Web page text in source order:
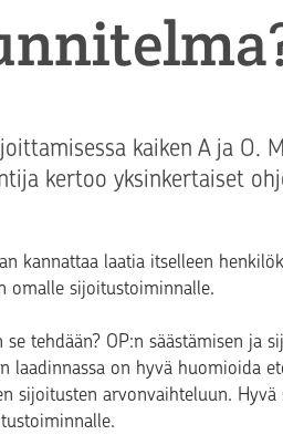
kaiken A ja O.
kertoo yksinkertaiset
kannattaa laatia itselleen
omalle sijoitustoiminnalle.
tehdään? OP:n säästämisen ja
laadinnassa on hyvä huomioida
sijoitusten arvonvaihteluun.